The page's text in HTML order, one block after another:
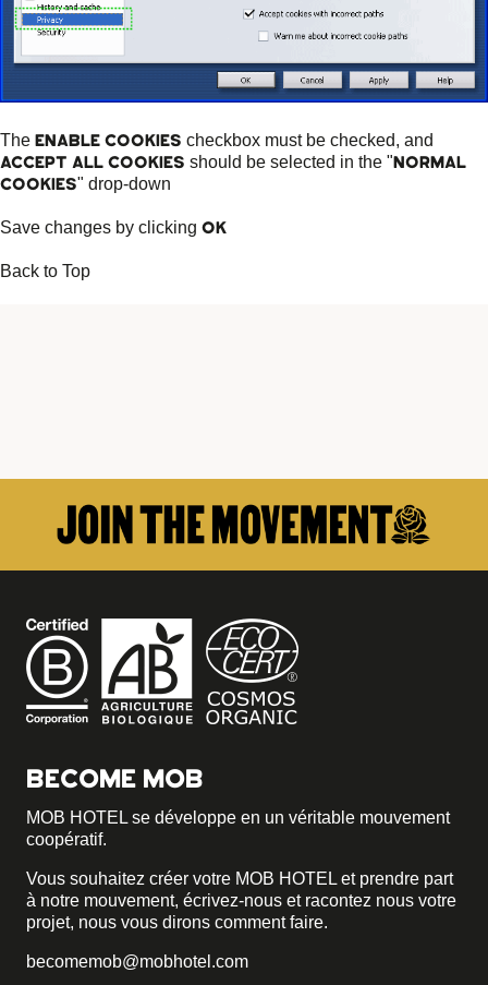
The Enable cookies checkbox must be checked, and
Accept all cookies should be selected in the "Normal
cookies" drop-down
Save changes by clicking Ok
Back to Top
BECOME MOB
MOB HOTEL se développe en un véritable mouvement
coopératif.
Vous souhaitez créer votre MOB HOTEL et prendre part
à notre mouvement, écrivez-nous et racontez nous votre
projet, nous vous dirons comment faire.
becomemob@mobhotel.com